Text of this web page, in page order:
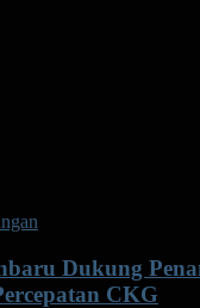
Dukung
CKG